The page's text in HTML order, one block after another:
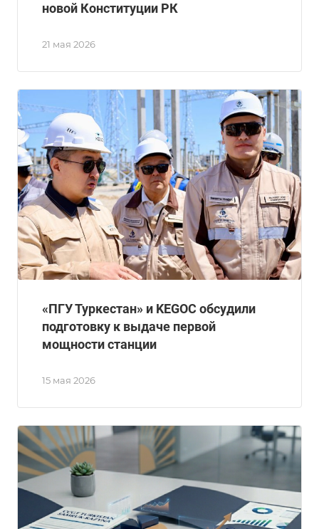
21 мая 2026
новой Конституции РК
15 мая 2026
«ПГУ Туркестан» и KEGOC обсудили
подготовку к выдаче первой
мощности станции